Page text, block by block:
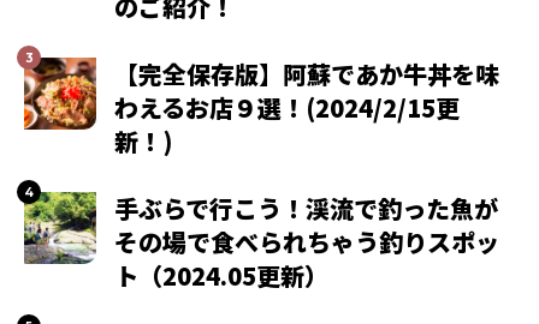
【完全保存版】阿蘇であか牛丼を味
わえるお店９選！(2024/2/15更
新！)
手ぶらで行こう！渓流で釣った魚が
その場で食べられちゃう釣りスポッ
ト（2024.05更新）